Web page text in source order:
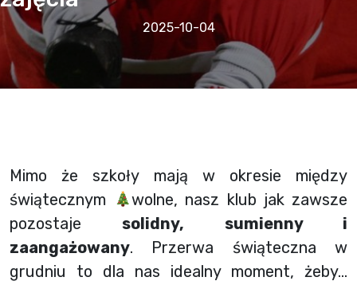
2025-10-04
Mimo że szkoły mają w okresie między
świątecznym
wolne, nasz klub jak zawsze
pozostajesolidny, sumienny i
zaangażowany. Przerwa świąteczna w
grudniu to dla nas idealny moment, żeby…